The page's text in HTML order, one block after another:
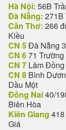
Hà Nội: 56B
Đà Nẵng: 271B
Cần Thơ: 266
Kiều
CN 5Đà Nẵng
CN 671
CN 7 Lâm
CN 8 Bình
Dầu Một
Đồng Nai40/
Biên Hòa
Kiên Giang
Giá